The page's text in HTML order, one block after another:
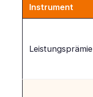
Instrument
Leistungsprämie